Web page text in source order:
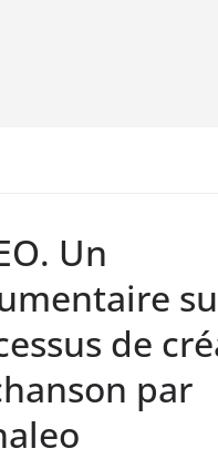
Un
de
par